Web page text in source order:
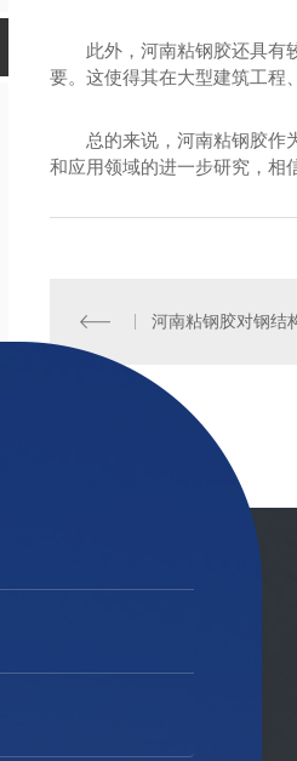
河南碳纤维胶批发
此外，河南粘钢胶还具有
要。这使得其在大型建筑工程
总的来说，河南粘钢胶作
和应用领域的进一步研究，相
河南粘钢胶对钢结